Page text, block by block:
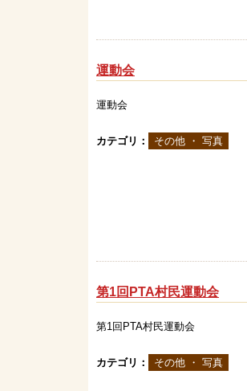
運動会
運動会
カテゴリ： その他 ・ 写真
第1回PTA村民運動会
第1回PTA村民運動会
カテゴリ： その他 ・ 写真